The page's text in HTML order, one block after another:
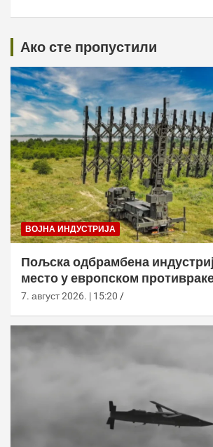
Ако сте пропустили
ВОЈНА ИНДУСТРИЈА
Пољска одбрамбена
место у европском
7. август 2026. | 15:20